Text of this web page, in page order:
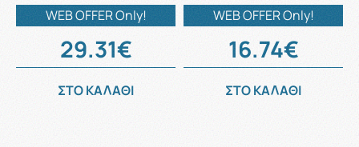
WEB OFFER Only!
29.31€
ΣΤΟ ΚΑΛΑΘΙ
WEB OFFER Only!
16.74€
ΣΤΟ ΚΑΛΑΘΙ